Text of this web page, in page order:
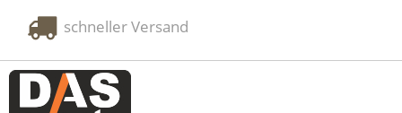
schneller Versand